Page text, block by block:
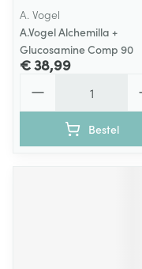
A. Vogel
A.Vogel Alchemilla +
Glucosamine Comp 90
€ 38,99
Bestel